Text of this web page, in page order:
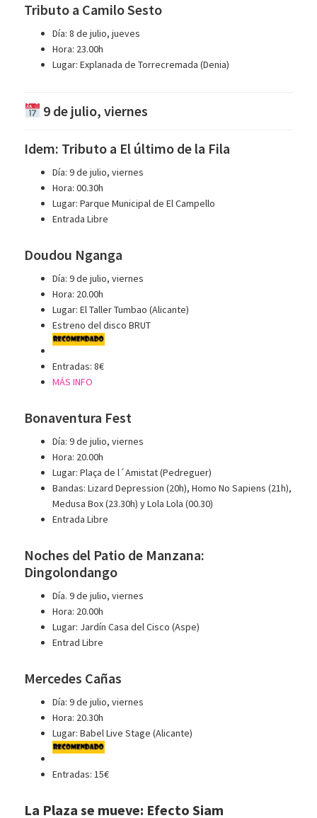
Tributo a Camilo Sesto
Día: 8 de julio, jueves
Hora: 23.00h
Lugar: Explanada de Torrecremada (Denia)
9 de julio, viernes
Idem: Tributo a El último de la Fila
Día: 9 de julio, viernes
Hora: 00.30h
Lugar: Parque Municipal de El Campello
Entrada Libre
Doudou Nganga
Día: 9 de julio, viernes
Hora: 20.00h
Lugar: El Taller Tumbao (Alicante)
Estreno del disco BRUT
Entradas: 8€
MÁS INFO
Bonaventura Fest
Día: 9 de julio, viernes
Hora: 20.00h
Lugar: Plaça de l´Amistat (Pedreguer)
Bandas: Lizard Depression (20h), Homo No Sapiens (21h),
Medusa Box (23.30h) y Lola Lola (00.30)
Entrada Libre
Noches del Patio de Manzana:
Dingolondango
Día. 9 de julio, viernes
Hora: 20.00h
Lugar: Jardín Casa del Cisco (Aspe)
Entrad Libre
Mercedes Cañas
Día: 9 de julio, viernes
Hora: 20.30h
Lugar: Babel Live Stage (Alicante)
Entradas: 15€
La Plaza se mueve: Efecto Siam